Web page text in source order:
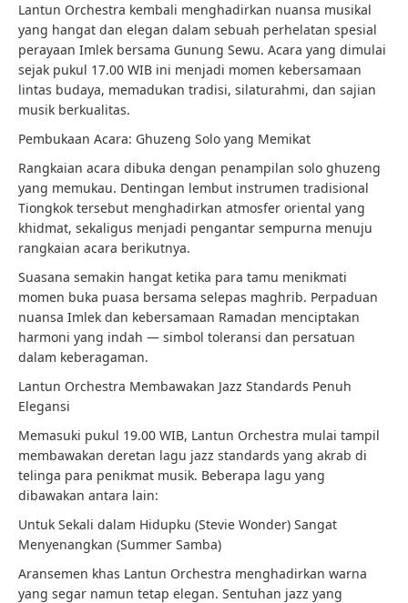
Lantun Orchestra kembali menghadirkan nuansa musikal
yang hangat dan elegan dalam sebuah perhelatan spesial
perayaan Imlek bersama Gunung Sewu. Acara yang dimulai
sejak pukul 17.00 WIB ini menjadi momen kebersamaan
lintas budaya, memadukan tradisi, silaturahmi, dan sajian
musik berkualitas.
Pembukaan Acara: Ghuzeng Solo yang Memikat
Rangkaian acara dibuka dengan penampilan solo ghuzeng
yang memukau. Dentingan lembut instrumen tradisional
Tiongkok tersebut menghadirkan atmosfer oriental yang
khidmat, sekaligus menjadi pengantar sempurna menuju
rangkaian acara berikutnya.
Suasana semakin hangat ketika para tamu menikmati
momen buka puasa bersama selepas maghrib. Perpaduan
nuansa Imlek dan kebersamaan Ramadan menciptakan
harmoni yang indah — simbol toleransi dan persatuan
dalam keberagaman.
Lantun Orchestra Membawakan Jazz Standards Penuh
Elegansi
Memasuki pukul 19.00 WIB, Lantun Orchestra mulai tampil
membawakan deretan lagu jazz standards yang akrab di
telinga para penikmat musik. Beberapa lagu yang
dibawakan antara lain:
Untuk Sekali dalam Hidupku (Stevie Wonder) Sangat
Menyenangkan (Summer Samba)
Aransemen khas Lantun Orchestra menghadirkan warna
yang segar namun tetap elegan. Sentuhan jazz yang